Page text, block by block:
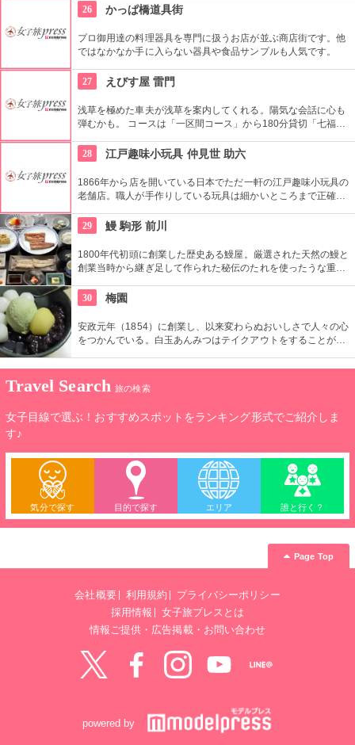
26
かっぱ橋道具街
プロ御用達の料理器具を専門に扱うお店が並ぶ商店街です。他
ではなかなか手に入らない器具や食品サンプルも人気です。
27 えびす屋 雷門
浅草を極めた車夫が浅草を案内してくれる。陽気な会話に心も
弾むかも。 コースは「一区間コース」から180分貸切「七福神
好評だとか。
28 江戸趣味小玩具 仲見世 助六
1866年から店を開いている日本でただ一軒の江戸趣味小玩具の
老舗店。職人が手作りしている玩具は細かいところまで正確に
29
鰻 駒形 前川
1800年代初頭に創業した歴史ある鰻屋。厳選された天然の鰻と
創業当時から継ぎ足して作られた秘伝のたれを使ったうな重は
30
梅園
安政元年（1854）に創業し、以来変わらぬおいしさで人々の心
をつかんでいる。白玉あんみつはテイクアウトをすることがで
Travel Search 旅の検索
女子目線で選ぶ！おすすめスポットをランキング形式でご紹介しま
す♪
気分で探す 目的で探す エリア 誰と行く？
Page Top
会社概要 利用規約
プライバシーポリシー
採用情報
女子旅プレスとは
情報ご提供・広告掲載・お問い合わせ
powered by